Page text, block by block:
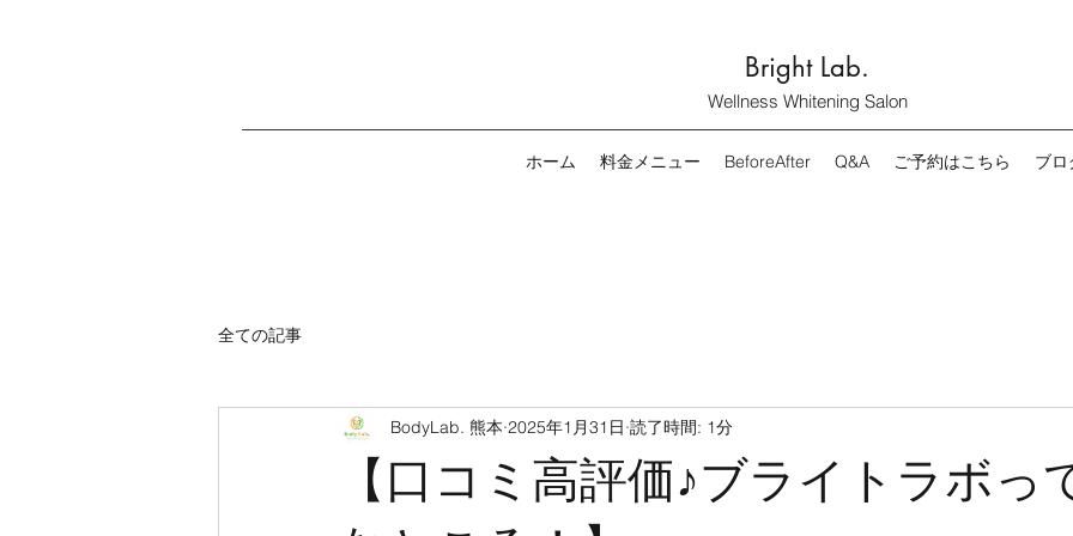
Bright Lab.
Wellness Whitening Salon
ホーム 料金メニュー BeforeAfter Q&A ご予約はこちら ブロ
全ての記事
【口コミ高評価♪ブライトラボっ
BodyLab. 熊本 2025年1月31日 読了時間: 1分